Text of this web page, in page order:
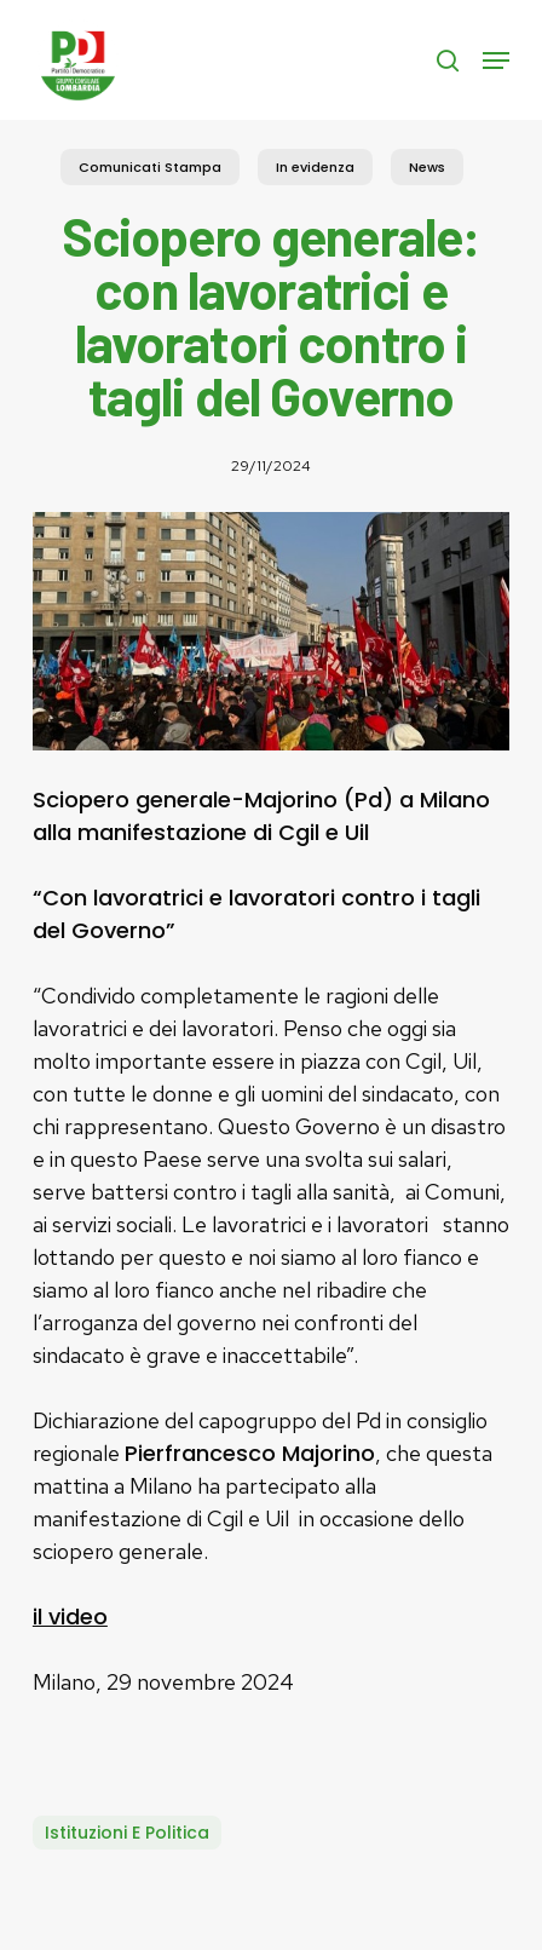
content
search
Menu
Comunicati Stampa In evidenza News
Sciopero generale:
con lavoratrici e
lavoratori contro i
tagli del Governo
29/11/2024
Sciopero generale-Majorino (Pd) a Milano
alla manifestazione di Cgil e Uil
“Con lavoratrici e lavoratori contro i tagli
del Governo”
“Condivido completamente le ragioni delle
lavoratrici e dei lavoratori. Penso che oggi sia
molto importante essere in piazza con Cgil, Uil,
con tutte le donne e gli uomini del sindacato, con
chi rappresentano. Questo Governo è un disastro
e in questo Paese serve una svolta sui salari,
serve battersi contro i tagli alla sanità, ai Comuni,
ai servizi sociali. Le lavoratrici e i lavoratori stanno
lottando per questo e noi siamo al loro fianco e
siamo al loro fianco anche nel ribadire che
l’arroganza del governo nei confronti del
sindacato è grave e inaccettabile”.
Dichiarazione del capogruppo del Pd in consiglio
regionale Pierfrancesco Majorino, che questa
mattina a Milano ha partecipato alla
manifestazione di Cgil e Uil in occasione dello
sciopero generale.
il video
Milano, 29 novembre 2024
Istituzioni E Politica